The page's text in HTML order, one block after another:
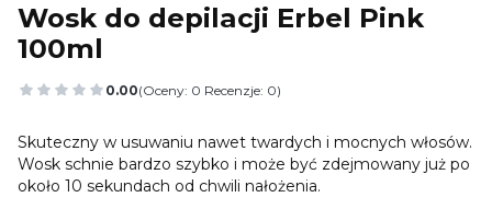
Wosk do depilacji Erbel Pink
100ml
0.00(Oceny: 0 Recenzje: 0)
Przejdź do sekcji Opinie
Skuteczny w usuwaniu nawet twardych i mocnych włosów.
Wosk schnie bardzo szybko i może być zdejmowany już po
około 10 sekundach od chwili nałożenia.